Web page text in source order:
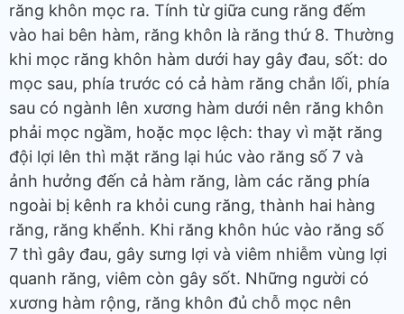
răng khôn mọc ra. Tính từ giữa cung răng đếm
vào hai bên hàm, răng khôn là răng thứ 8. Thường
khi mọc răng khôn hàm dưới hay gây đau, sốt: do
mọc sau, phía trước có cả hàm răng chắn lối, phía
sau có ngành lên xương hàm dưới nên răng khôn
phải mọc ngầm, hoặc mọc lệch: thay vì mặt răng
đội lợi lên thì mặt răng lại húc vào răng số 7 và
ảnh hưởng đến cả hàm răng, làm các răng phía
ngoài bị kênh ra khỏi cung răng, thành hai hàng
răng, răng khểnh. Khi răng khôn húc vào răng số
7 thì gây đau, gây sưng lợi và viêm nhiễm vùng lợi
quanh răng, viêm còn gây sốt. Những người có
xương hàm rộng, răng khôn đủ chỗ mọc nên